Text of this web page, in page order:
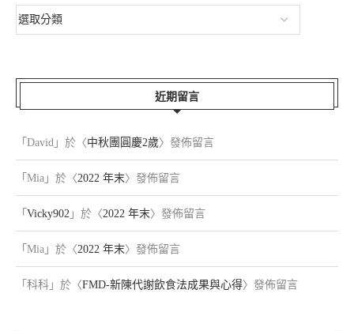
近期留言
「 David 」於〈中秋團圓慶2歲〉發佈留言
「 Mia 」於〈2022 年末〉發佈留言
「 Vicky902 」於〈2022 年末〉發佈留言
「 Mia 」於〈2022 年末〉發佈留言
「 科科 」於〈FMD-新陳代謝飲食法成果與心得〉發佈留言